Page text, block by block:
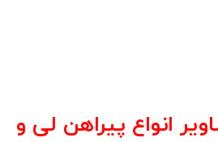
انواع پیراهن لی و